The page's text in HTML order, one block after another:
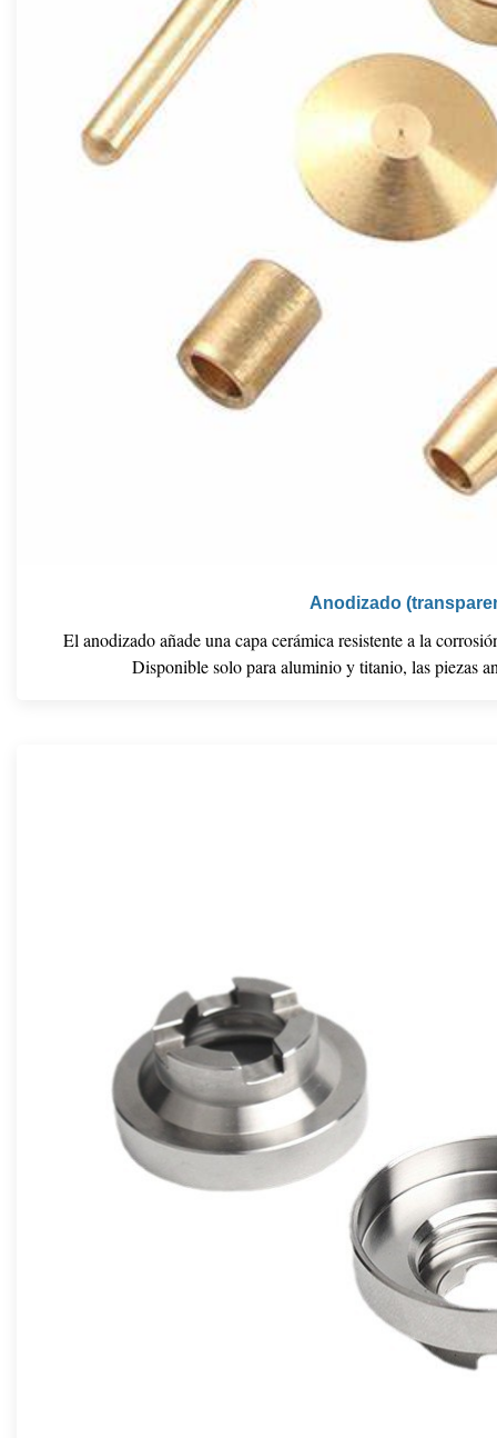
Anodizado
El anodizado añade una capa cerámica resistente a la
Disponible solo para aluminio y titanio, las piezas